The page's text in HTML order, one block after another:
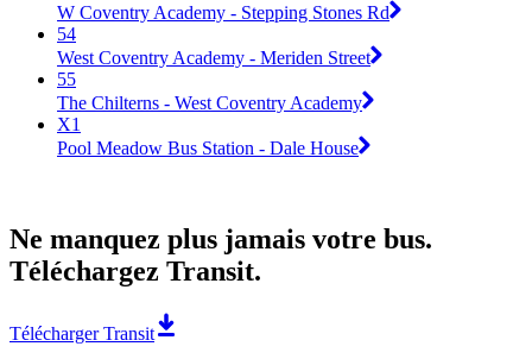
W Coventry Academy - Stepping Stones Rd
54
West Coventry Academy - Meriden Street
55
The Chilterns - West Coventry Academy
X1
Pool Meadow Bus Station - Dale House
Ne manquez plus jamais votre bus.
Téléchargez Transit.
Télécharger Transit